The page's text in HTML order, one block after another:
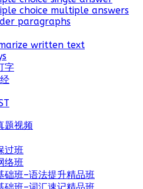
choice multiple answers
paragraphs
written text
字
题视频
过班
络班
础班–语法提升精品班